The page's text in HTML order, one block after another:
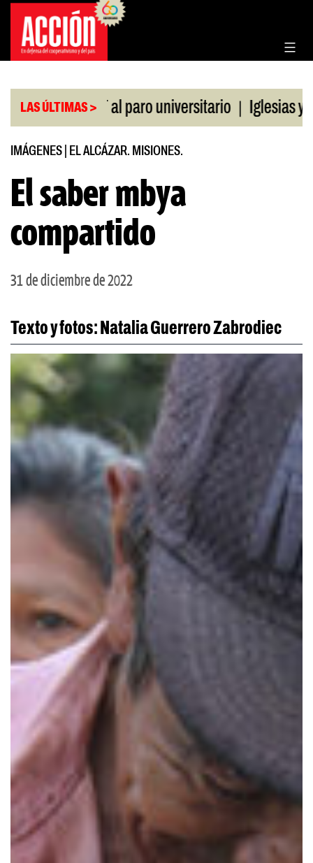
Saltar
contenido
LAS ÚLTIMAS >
la CGT al paro universitario | Iglesias y templos
IMÁGENES EL ALCÁZAR. MISIONES.
El saber mbya
compartido
31 de diciembre de 2022
Texto y fotos: Natalia Guerrero Zabrodiec